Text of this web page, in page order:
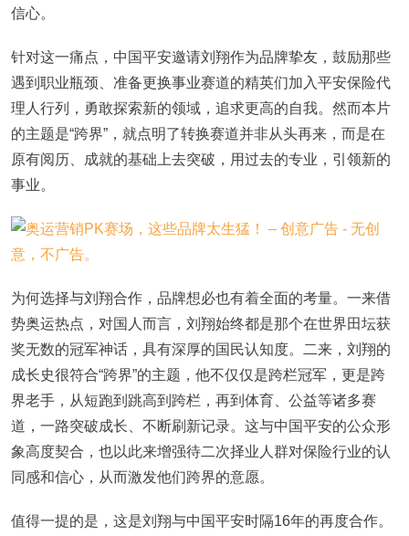
信心。
针对这一痛点，中国平安邀请刘翔作为品牌挚友，鼓励那些
遇到职业瓶颈、准备更换事业赛道的精英们加入平安保险代
理人行列，勇敢探索新的领域，追求更高的自我。然而本片
的主题是“跨界”，就点明了转换赛道并非从头再来，而是在
原有阅历、成就的基础上去突破，用过去的专业，引领新的
事业。
为何选择与刘翔合作，品牌想必也有着全面的考量。一来借
势奥运热点，对国人而言，刘翔始终都是那个在世界田坛获
奖无数的冠军神话，具有深厚的国民认知度。二来，刘翔的
成长史很符合“跨界”的主题，他不仅仅是跨栏冠军，更是跨
界老手，从短跑到跳高到跨栏，再到体育、公益等诸多赛
道，一路突破成长、不断刷新记录。这与中国平安的公众形
象高度契合，也以此来增强待二次择业人群对保险行业的认
同感和信心，从而激发他们跨界的意愿。
值得一提的是，这是刘翔与中国平安时隔16年的再度合作。